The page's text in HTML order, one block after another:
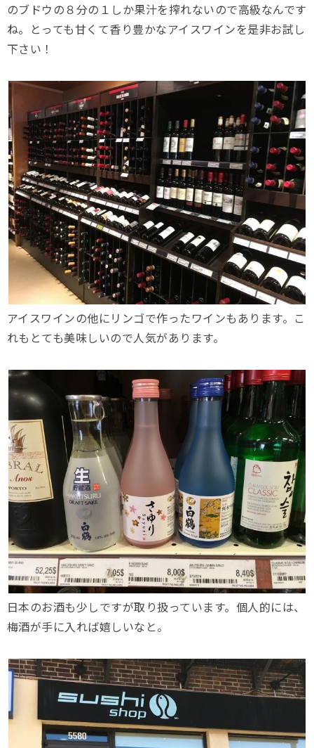
のブドウの８分の１しか果汁を搾れないので高級なんです
ね。とっても甘くて香り豊かなアイスワインを是非お試し
下さい！
アイスワインの他にリンゴで作ったワインもあります。こ
れもとても美味しいので人気があります。
日本のお酒も少しですが取り扱っています。個人的には、
梅酒が手に入れば嬉しいなと。